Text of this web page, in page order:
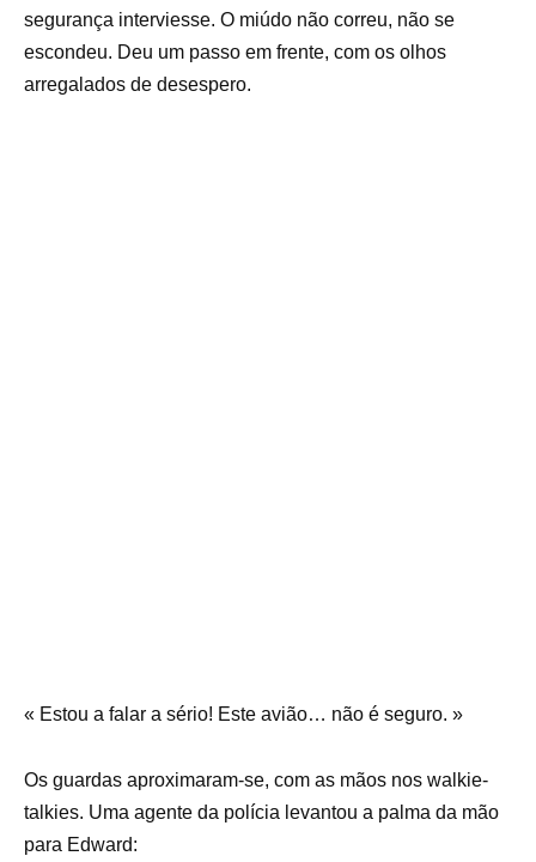
segurança interviesse. O miúdo não correu, não se
escondeu. Deu um passo em frente, com os olhos
arregalados de desespero.
« Estou a falar a sério! Este avião… não é seguro. »
Os guardas aproximaram-se, com as mãos nos walkie-
talkies. Uma agente da polícia levantou a palma da mão
para Edward: